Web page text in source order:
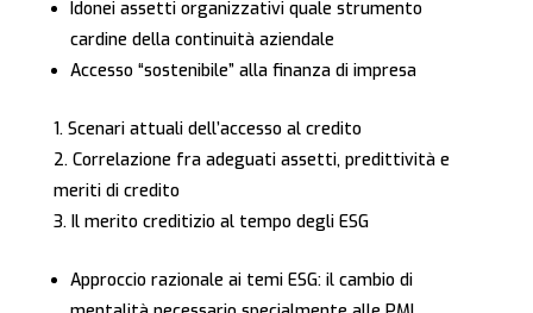
Idonei assetti organizzativi quale strumento
cardine della continuità aziendale
Accesso “sostenibile” alla finanza di impresa
Scenari attuali dell’accesso al credito
Correlazione fra adeguati assetti, predittività e
meriti di credito
Il merito creditizio al tempo degli ESG
Approccio razionale ai temi ESG: il cambio di